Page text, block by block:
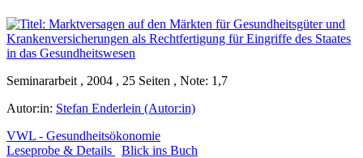
Seminararbeit , 2004 , 25 Seiten , Note: 1,7
Autor:in: Stefan Enderlein (Autor:in)
VWL - Gesundheitsökonomie
Leseprobe & Details
Blick ins Buch